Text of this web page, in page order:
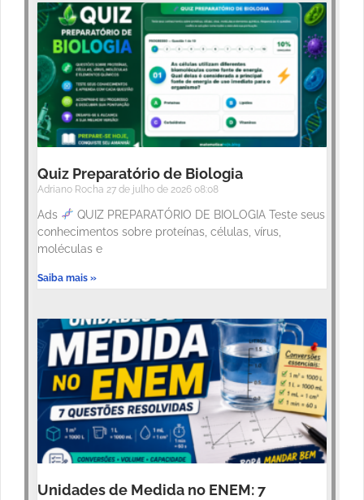
Quiz Preparatório de Biologia
Adriano Rocha 27 de julho de 2026 08:08
Ads
QUIZ PREPARATÓRIO DE BIOLOGIA Teste seus
conhecimentos sobre proteínas, células, vírus,
moléculas e
Saiba mais »
Unidades de Medida no ENEM: 7